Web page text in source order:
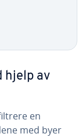
hjelp av
en
med byer